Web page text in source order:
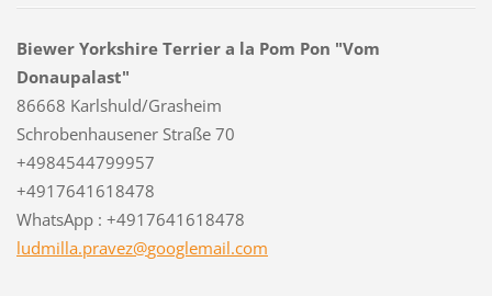
Biewer Yorkshire Terrier a la Pom Pon "Vom
Donaupalast"
86668 Karlshuld/Grasheim
Schrobenhausener Straße 70
+4984544799957
+4917641618478
WhatsApp : +4917641618478
ludmilla.pravez@googlemail.com